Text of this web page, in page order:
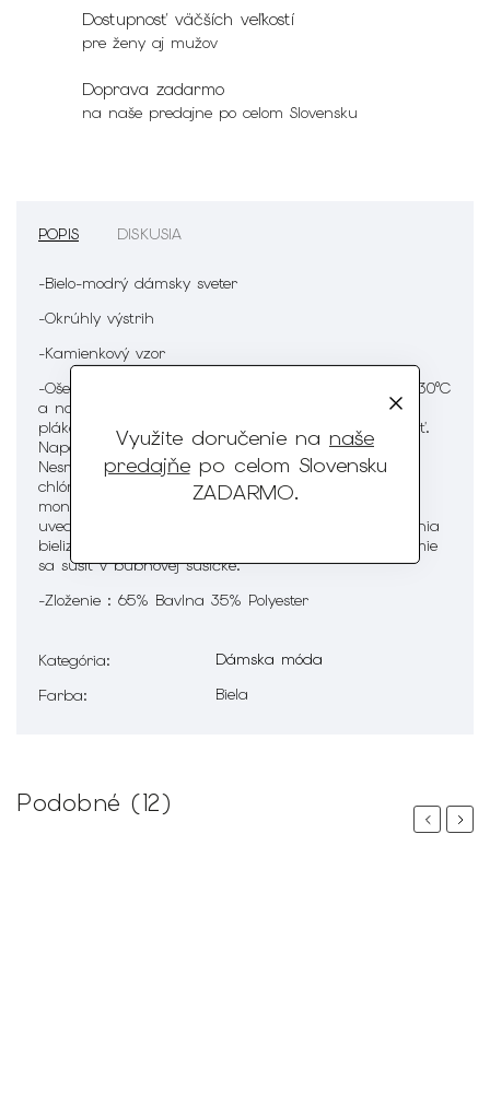
Využite doručenie na naše
predajňepo celom Slovensku
ZADARMO.
Dostupnosť väčších veľkostí
pre ženy aj mužov
Doprava zadarmo
na naše predajne po celom Slovensku
POPIS DISKUSIA
-Bielo-modrý dámsky sveter
-Okrúhly výstrih
-Kamienkový vzor
-Ošetrenie :
Pranie v práčke pri maximálnej teplote 30°C
a normálnom mechanickom pôsobení. Normálne
plákanie a normálne odstreďovanie. Nesmie sa žehliť.
Naparovanie a spracovanie parou je neprípustné.
Nesmie sa bieliť prostriedkami, ktoré uvoľňujú
chlór. Môže sa chemicky čistiť tetrachlóretánom,
monofluortrichlormetánom a všetkými rozpúšťadlami
uvedenými pod symbolom F. Zvyčajné postupy čistenia
bielizne sú bez obmedzenia. Normálny postup. Nesmie
sa sušiť v bubnovej sušičke.
-Zloženie : 65% Bavlna 35% Polyester
Kategória:
Dámska móda
Farba: Biela
Podobné (12)
PreviousNext